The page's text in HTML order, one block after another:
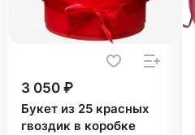
3 050 ₽
Букет из 25 красных
гвоздик в коробке